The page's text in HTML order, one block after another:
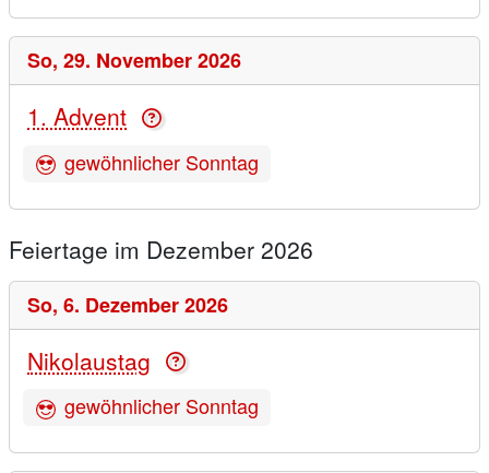
So, 29. November 2026
1. Advent
gewöhnlicher Sonntag
Feiertage im Dezember 2026
So, 6. Dezember 2026
Nikolaustag
gewöhnlicher Sonntag